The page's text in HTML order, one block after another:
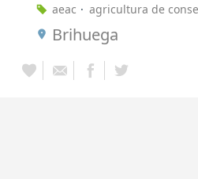
aeac
agricultura de
Brihuega